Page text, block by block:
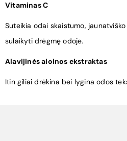
Vitaminas C
Suteikia odai skaistumo,
sulaikyti drėgmę odoje.
Alavijinės aloinos ekstraktas
Itin giliai drėkina bei lygina odos